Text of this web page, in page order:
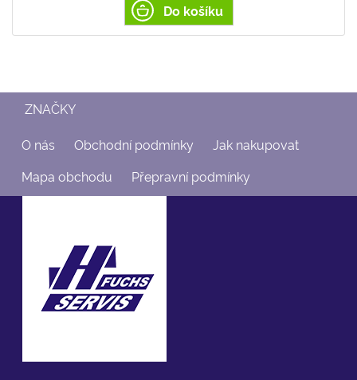
Do košíku
ZNAČKY
O nás Obchodní podmínky
Jak nakupovat
Mapa obchodu
Přepravní podmínky